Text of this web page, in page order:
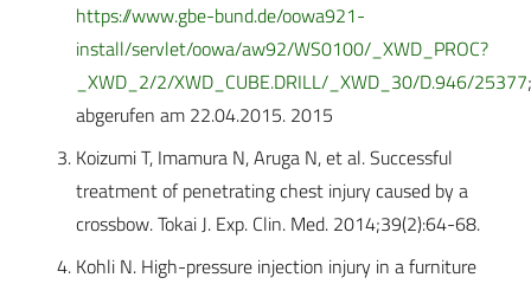
https://www.gbe-bund.de/oowa921-
install/servlet/oowa/aw92/WS0100/_XWD_PROC?
_XWD_2/2/XWD_CUBE.DRILL/_XWD_30/D.946/25377;
abgerufen am 22.04.2015. 2015
Koizumi T, Imamura N, Aruga N, et al. Successful
treatment of penetrating chest injury caused by a
crossbow. Tokai J. Exp. Clin. Med. 2014;39(2):64-68.
Kohli N. High-pressure injection injury in a furniture